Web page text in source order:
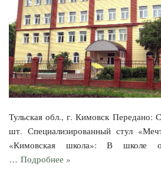
Тульская обл., г. Кимовск Передано:
шт. Специализированный стул
«Кимовская школа»: В школе
… Подробнее »